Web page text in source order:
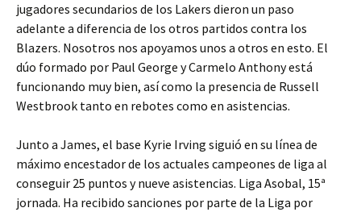
jugadores secundarios de los Lakers dieron un paso
adelante a diferencia de los otros partidos contra los
Blazers. Nosotros nos apoyamos unos a otros en esto. El
dúo formado por Paul George y Carmelo Anthony está
funcionando muy bien, así como la presencia de Russell
Westbrook tanto en rebotes como en asistencias.
Junto a James, el base Kyrie Irving siguió en su línea de
máximo encestador de los actuales campeones de liga al
conseguir 25 puntos y nueve asistencias. Liga Asobal, 15ª
jornada. Ha recibido sanciones por parte de la Liga por